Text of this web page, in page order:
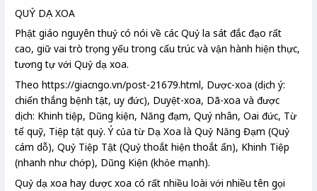
QUỶ DẠ XOA
Phật giáo nguyên thuỷ có nói về các Quỷ la sát đắc đạo rất
cao, giữ vai trò trọng yếu trong cấu trúc và vận hành hiện thực,
tương tự với Quỷ dạ xoa.
Theo https://giacngo.vn/post-21679.html, Dược-xoa (dịch ý:
chiến thắng bệnh tật, uy đức), Duyệt-xoa, Dã-xoa và được
dịch: Khinh tiệp, Dũng kiện, Năng đạm, Quý nhân, Oai đức, Từ
tế quỹ, Tiệp tật quỷ. Ý của từ Dạ Xoa là Quỷ Năng Đạm (Quỷ
cám dỗ), Quỷ Tiệp Tật (Quỷ thoắt hiện thoắt ẩn), Khinh Tiệp
(nhanh như chớp), Dũng Kiện (khỏe mạnh).
Quỷ dạ xoa hay dược xoa có rất nhiều loài với nhiều tên gọi